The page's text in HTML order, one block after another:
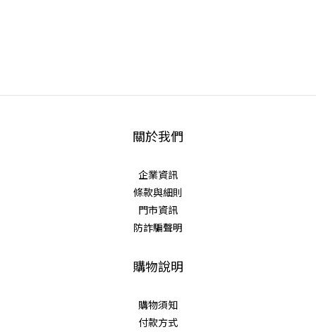
關於我們
企業資訊
條款與細則
門市資訊
防詐騙聲明
購物說明
購物須知
付款方式